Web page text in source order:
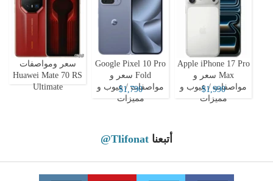
Apple iPhone 17 Pro
Max سعر و
مواصفات / عيوب و
مميزات
$1,990
Google Pixel 10 Pro
Fold سعر و
مواصفات / عيوب و
مميزات
$1,790
سعر ومواصفات
Huawei Mate 70 RS
Ultimate
أتبعنا @Tlifonat